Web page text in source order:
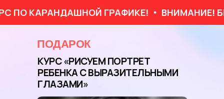
ПО КАРАНДАШНОЙ ГРАФИКЕ! ВНИМАНИЕ!
ПОДАРОК
КУРС «РИСУЕМ ПОРТРЕТ
РЕБЕНКА С ВЫРАЗИТЕЛЬНЫМИ
ГЛАЗАМИ»